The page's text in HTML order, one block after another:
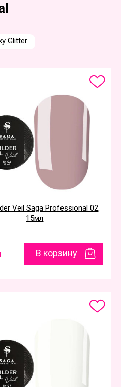
Glitter
Veil Saga Professional 02,
15мл
В корзину